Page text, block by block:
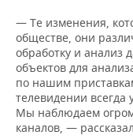
— Те изменения,
обществе, они
обработку и анализ
объектов для
по нашим
телевидении всегда
Мы наблюдаем
каналов, —